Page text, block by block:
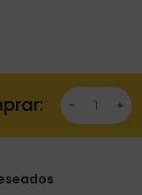
Plumas Condor